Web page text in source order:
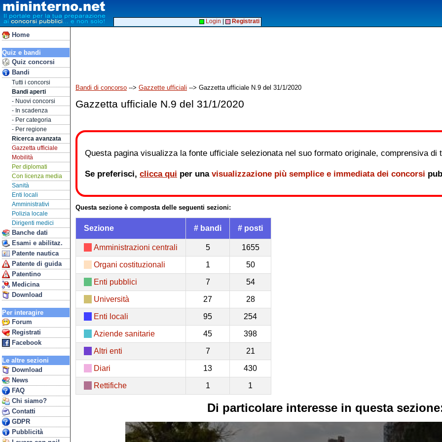
Home
Quiz e bandi
Quiz concorsi
Bandi
Tutti i concorsi
Bandi aperti
- Nuovi concorsi
- In scadenza
- Per categoria
- Per regione
Ricerca avanzata
Gazzetta ufficiale
Mobilità
Per diplomati
Con licenza media
Sanità
Enti locali
Amministrativi
Polizia locale
Dirigenti medici
Banche dati
Esami e abilitaz.
Patente nautica
Patente di guida
Patentino
Medicina
Download
Per interagire
Forum
Registrati
Facebook
Le altre sezioni
Download
News
FAQ
Chi siamo?
Contatti
GDPR
Pubblicità
Login Registrati
Bandi di concorso --> Gazzette ufficiali --> Gazzetta ufficiale N.9 del 31/1/2020
Gazzetta ufficiale N.9 del 31/1/2020
Questa pagina visualizza la fonte ufficiale selezionata nel suo formato originale, comprensiva
Se preferisci, clicca qui per una visualizzazione più semplice e immediata dei concorsi
Questa sezione è composta delle seguenti sezioni:
Sezione # bandi # posti
Amministrazioni centrali 5 1655
Organi costituzionali 1 50
Enti pubblici 7 54
Università 27 28
Enti locali 95 254
Aziende sanitarie 45 398
Altri enti 7 21
Diari 13 430
Rettifiche 1 1
Di particolare interesse in questa